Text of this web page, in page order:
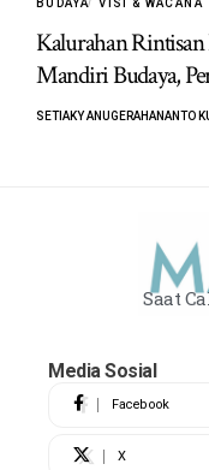
BUDAYA VISI & WACANA
Kalurahan Rintisan
Mandiri Budaya,
SETIAKY ANUGERAHANANTO
Saat
Media Sosial
Facebook
X